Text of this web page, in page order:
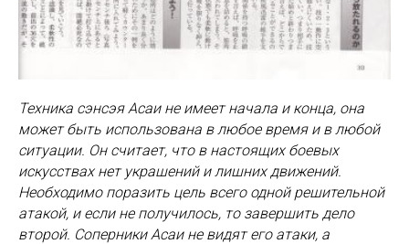
Техника сэнсэя Асаи не имеет начала и конца, она
может быть использована в любое время и в любой
ситуации. Он считает, что в настоящих боевых
искусствах нет украшений и лишних движений.
Необходимо поразить цель всего одной решительной
атакой, и если не получилось, то завершить дело
второй. Соперники Асаи не видят его атаки, а